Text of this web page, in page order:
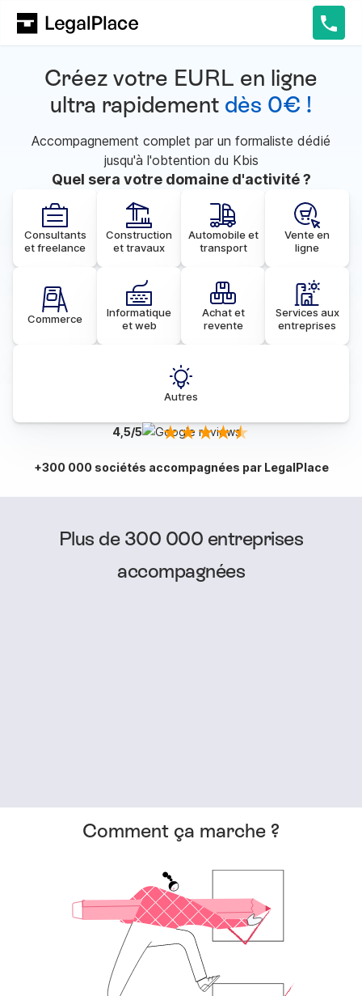
Créez votre EURL en ligne
ultra rapidement dès 0€ !
Accompagnement complet par un formaliste dédié
jusqu'à l'obtention du Kbis
Quel sera votre domaine d'activité ?
Consultants
et freelance
Construction
et travaux
Automobile et
transport
Vente en
ligne
Commerce
Informatique
et web
Achat et
revente
Services aux
entreprises
Autres
4,5/5
+300 000 sociétés accompagnées par LegalPlace
Plus de 300 000 entreprises
accompagnées
Comment ça marche ?